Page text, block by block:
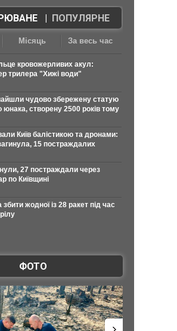
| ПОПУЛЯРНЕ
Місяць За весь час
кровожерливих акул:
трилера "Хижі води"
чудово збережену статую
юнака, створену 2500 років тому
Київ балістикою та дронами:
15 постраждалих
27 постраждали через
по Київщині
жодної із 28 ракет під час
ФОТО